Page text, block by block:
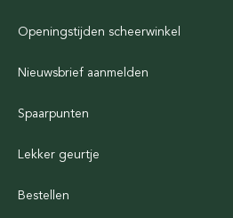
Openingstijden scheerwinkel
Nieuwsbrief aanmelden
Spaarpunten
Lekker geurtje
Bestellen